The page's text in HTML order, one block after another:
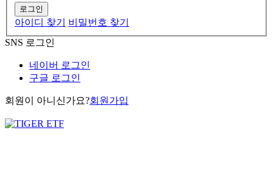
로그인
아이디 찾기
비밀번호 찾기
SNS 로그인
네이버 로그인
구글 로그인
회원이 아니신가요?회원가입